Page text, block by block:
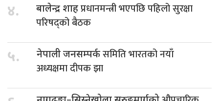
४. बालेन्द्र शाहप्रधानमन्त्री भएपछि पहिलो सुरक्षा
परिषद्को बैठक
५. नेपाली जनसम्पर्कसमिति भारतको नयाँ
अध्यक्षमा दीपक झा